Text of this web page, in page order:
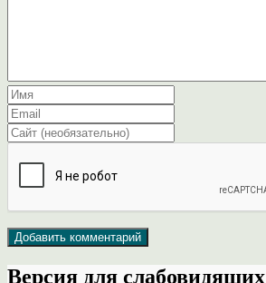
Версия для слабовидящих